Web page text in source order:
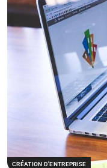
CRÉATION D'ENTREPRISE